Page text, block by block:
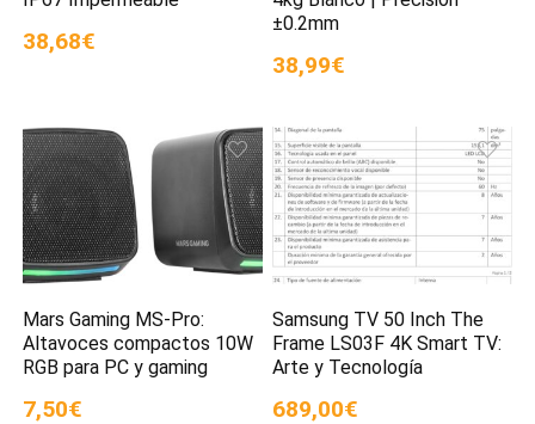
38,68€
±0.2mm
38,99€
Mars Gaming MS-Pro:
Altavoces compactos 10W
RGB para PC y gaming
7,50€
Samsung TV 50 Inch The
Frame LS03F 4K Smart TV:
Arte y Tecnología
689,00€